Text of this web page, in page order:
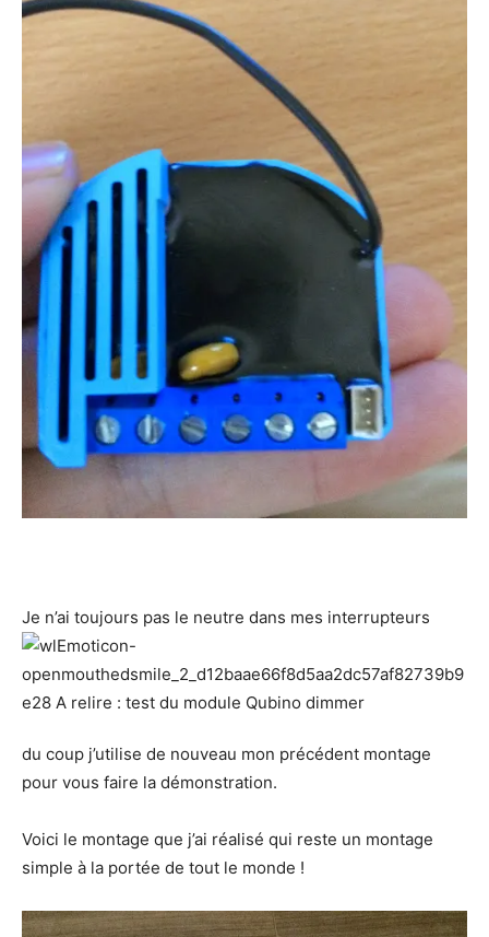
Je n’ai toujours pas le neutre dans mes interrupteurs
du coup j’utilise de nouveau mon précédent montage
pour vous faire la démonstration.
Voici le montage que j’ai réalisé qui reste un montage
simple à la portée de tout le monde !